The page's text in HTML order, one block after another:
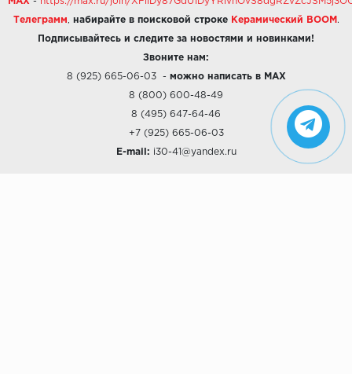
Телеграмм набирайте в поисковой строке Керамический BOOM .
Подписывайтесь и следите за новостями и новинками!
Звоните нам:
8 (925) 665-06-03- можно написать в MAX
8 (800) 600-48-49
8 (495) 647-64-46
+7 (925) 665-06-03
E-mail: i30-41@yandex.ru